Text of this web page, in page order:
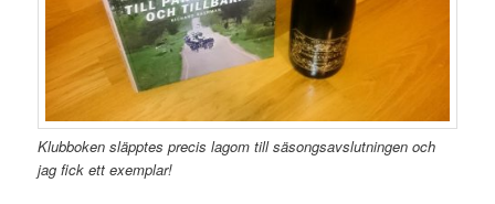
Klubboken släpptes precis lagom till säsongsavslutningen och
jag fick ett exemplar!